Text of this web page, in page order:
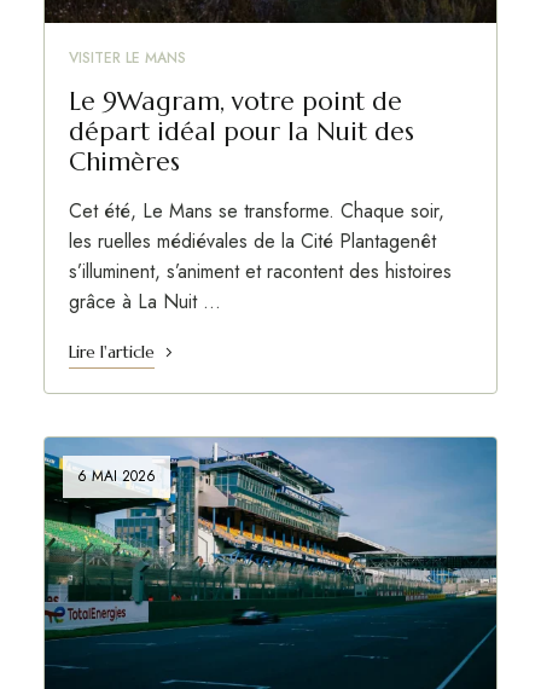
VISITER LE MANS
Le 9Wagram, votre point de
départ idéal pour la Nuit des
Chimères
Cet été, Le Mans se transforme. Chaque soir,
les ruelles médiévales de la Cité Plantagenêt
s’illuminent, s’animent et racontent des histoires
grâce à La Nuit …
Lire l'article
6 MAI 2026